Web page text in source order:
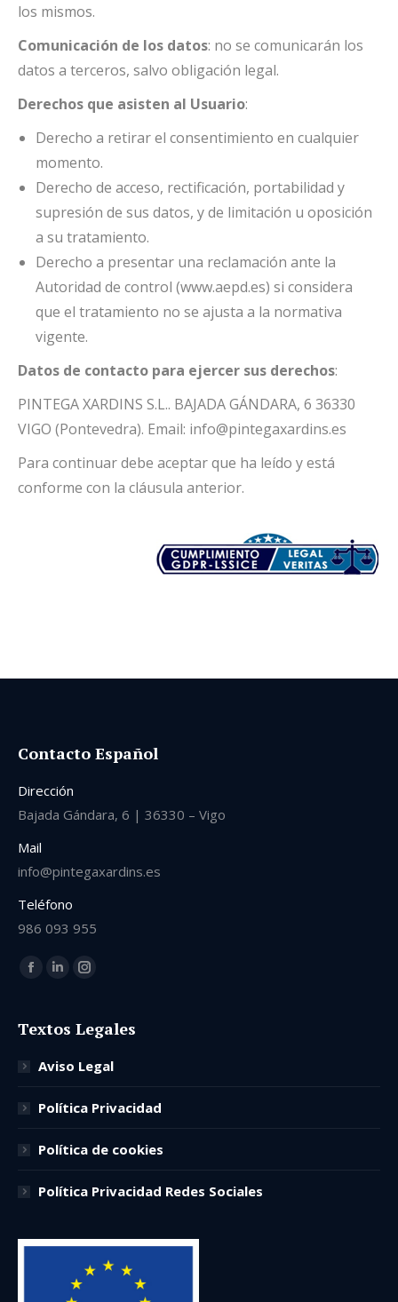
los mismos.
Comunicación de los datos: no se comunicarán los
datos a terceros, salvo obligación legal.
Derechos que asisten al Usuario:
Derecho a retirar el consentimiento en cualquier
momento.
Derecho de acceso, rectificación, portabilidad y
supresión de sus datos, y de limitación u oposición
a su tratamiento.
Derecho a presentar una reclamación ante la
Autoridad de control (www.aepd.es) si considera
que el tratamiento no se ajusta a la normativa
vigente.
Datos de contacto para ejercer sus derechos:
PINTEGA XARDINS S.L.. BAJADA GÁNDARA, 6 36330
VIGO (Pontevedra). Email: info@pintegaxardins.es
Para continuar debe aceptar que ha leído y está
conforme con la cláusula anterior.
Contacto Español
Dirección
Bajada Gándara, 6 | 36330 – Vigo
Mail
info@pintegaxardins.es
Teléfono
986 093 955
Encuéntranos en:
Facebook
opens
new
Linkedin
opens
new
Instagram
opens
new
Textos Legales
Aviso Legal
Política Privacidad
Política de cookies
Política Privacidad Redes Sociales